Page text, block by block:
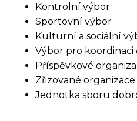
Kontrolní výbor
Sportovní výbor
Kulturní a sociální
Výbor pro koordinaci
Příspěvkové
Zřizované
Jednotka sboru